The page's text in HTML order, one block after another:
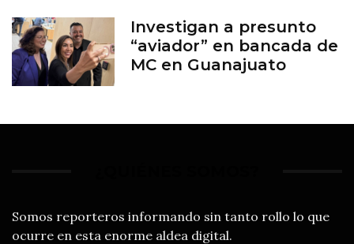
Investigan a presunto
“aviador” en bancada de
MC en Guanajuato
Somos reporteros informando sin tanto rollo lo que
ocurre en esta enorme aldea digital.